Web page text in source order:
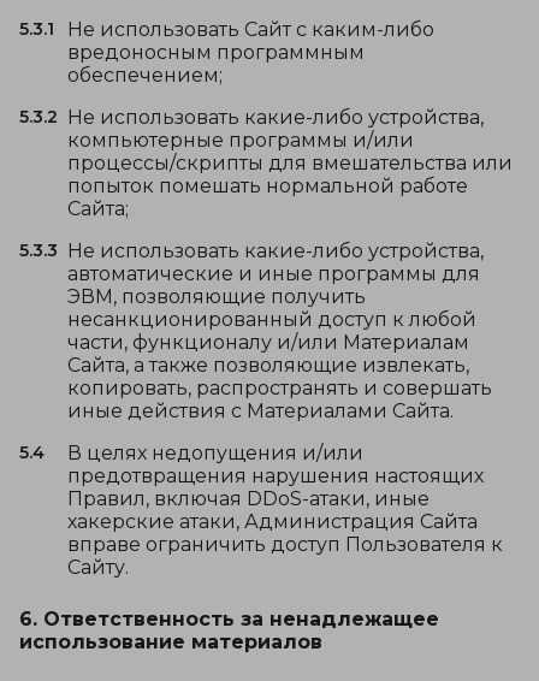
5.3.1
Не использовать Сайт с каким-либо
вредоносным программным
обеспечением;
5.3.2 Не использовать какие-либо устройства,
компьютерные программы и/или
процессы/скрипты для вмешательства или
попыток помешать нормальной работе
Сайта;
5.3.3 Не использовать какие-либо устройства,
автоматические и иные программы для
ЭВМ, позволяющие получить
несанкционированный доступ к любой
части, функционалу и/или Материалам
Сайта, а также позволяющие извлекать,
копировать, распространять и совершать
иные действия с Материалами Сайта.
5.4
В целях недопущения и/или
предотвращения нарушения настоящих
Правил, включая DDoS-атаки, иные
хакерские атаки, Администрация Сайта
вправе ограничить доступ Пользователя к
Сайту.
6. Ответственность за ненадлежащее
использование материалов